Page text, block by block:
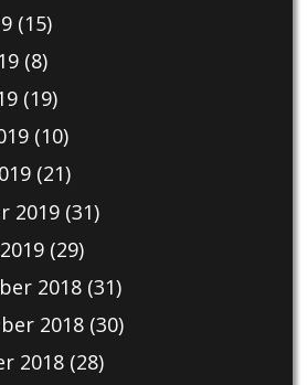
(15)
(8)
(19)
(10)
(21)
2019(31)
(29)
2018(31)
2018(30)
2018(28)